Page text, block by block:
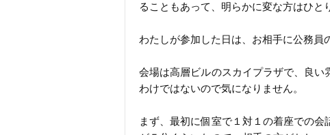
ることもあって、明らかに変な方はひと
わたしが参加した日は、お相手に公務員
会場は高層ビルのスカイプラザで、良
わけではないので気になりません。
まず、最初に個室で１対１の着座での